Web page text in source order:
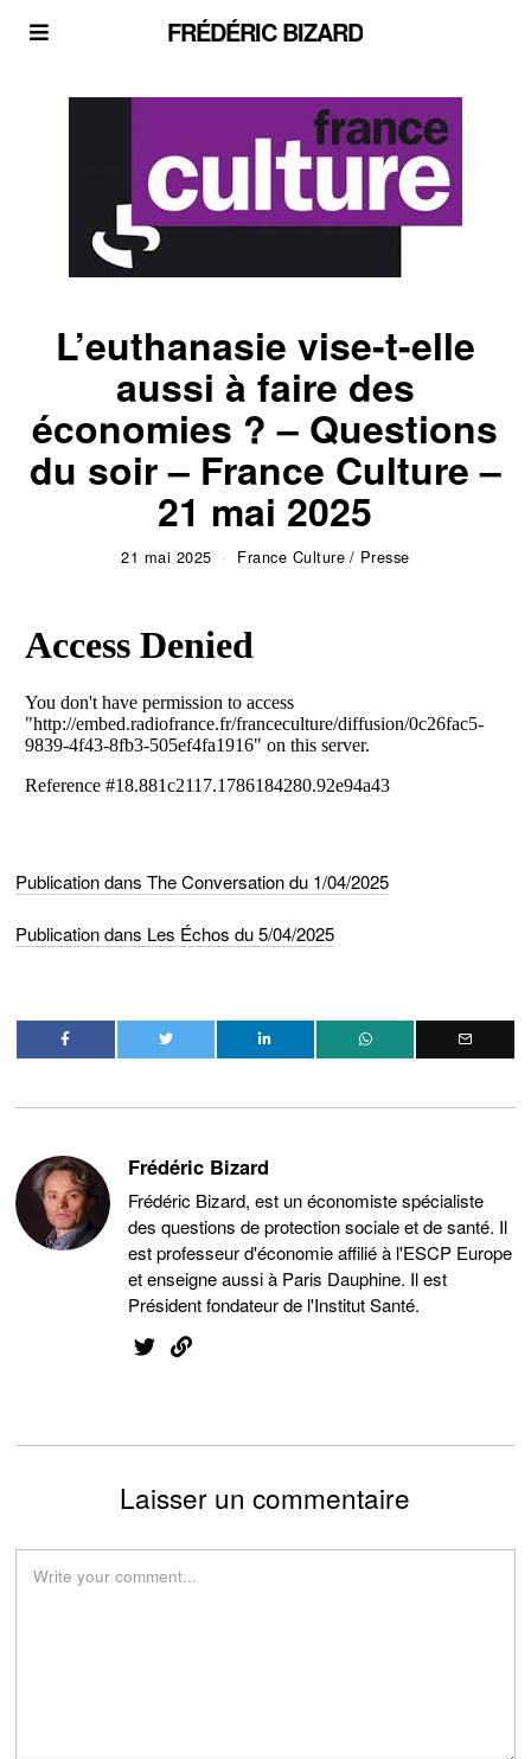
FRÉDÉRIC BIZARD
L’euthanasie vise-t-elle
aussi à faire des
économies ? – Questions
du soir – France Culture –
21 mai 2025
21 mai 2025 France Culture / Presse
Publication dans The Conversation du 1/04/2025
Publication dans Les Échos du 5/04/2025
Frédéric Bizard
Frédéric Bizard, est un économiste spécialiste
des questions de protection sociale et de santé. Il
est professeur d'économie affilié à l'ESCP Europe
et enseigne aussi à Paris Dauphine. Il est
Président fondateur de l'Institut Santé.
Laisser un commentaire